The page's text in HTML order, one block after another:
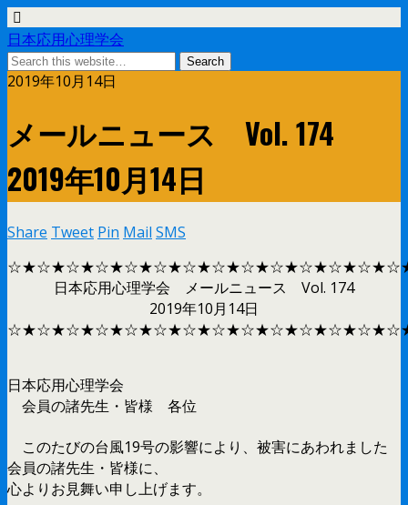
日本応用心理学会
2019年10月14日
メールニュース Vol. 174
2019年10月14日
Share Tweet Pin Mail SMS
日本応用心理学会 メールニュース Vol. 174
2019年10月14日
日本応用心理学会
会員の諸先生・皆様 各位
このたびの台風19号の影響により、被害にあわれました
会員の諸先生・皆様に、
心よりお見舞い申し上げます。